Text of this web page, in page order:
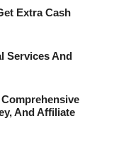
Extra Cash
Services And
And Affiliate